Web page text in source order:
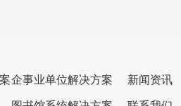
企事业单位解决方案
新闻资讯